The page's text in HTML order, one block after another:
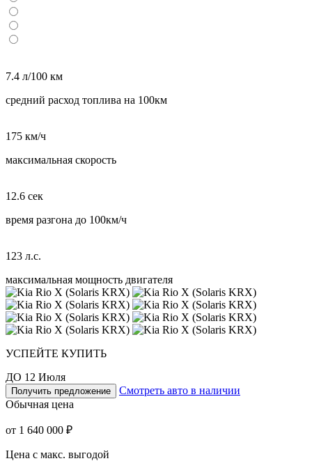
7.4 л/100 км
средний расход топлива на 100км
175 км/ч
максимальная скорость
12.6 сек
время разгона до 100км/ч
123 л.с.
максимальная мощность двигателя
УСПЕЙТЕ КУПИТЬ
ДО 12 Июля
Получить предложение
Смотреть авто в наличии
Обычная цена
от 1 640 000 ₽
Цена с макс. выгодой